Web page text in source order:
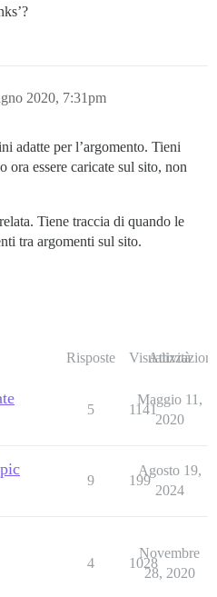
2020, 7:31pm
adatte per l’argomento. Tieni
ora essere caricate sul sito, non
Tiene traccia di quando le
tra argomenti sul sito.
Risposte Visualizzazioni
Attività
5 1141
Maggio 11,
2020
9 199
Agosto 19,
2024
4 1028
Novembre
28, 2020